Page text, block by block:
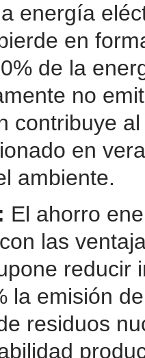
energía
en
de la
no
contribuye
en
ambiente.
El ahorro
las
reducir
la emisión
residuos